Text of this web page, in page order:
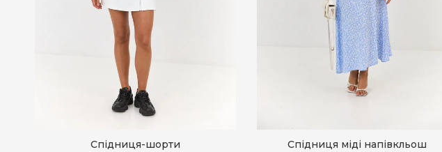
Спідниця-шорти
Спідниця міді напівкльош